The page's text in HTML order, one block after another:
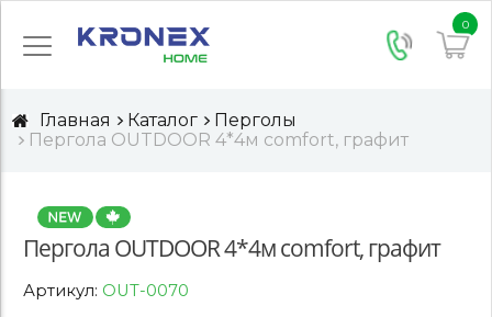
0
Главная Каталог
Перголы
Пергола OUTDOOR 4*4м comfort, графит
Пергола OUTDOOR 4*4м comfort, графит
Артикул: OUT-0070